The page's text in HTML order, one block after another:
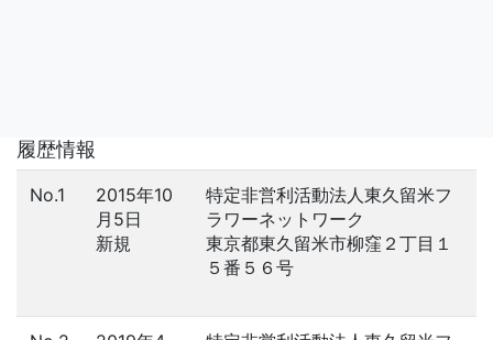
履歴情報
No.1
2015年10
月5日
新規
特定非営利活動法人東久留米フ
ラワーネットワーク
東京都東久留米市柳窪２丁目１
５番５６号